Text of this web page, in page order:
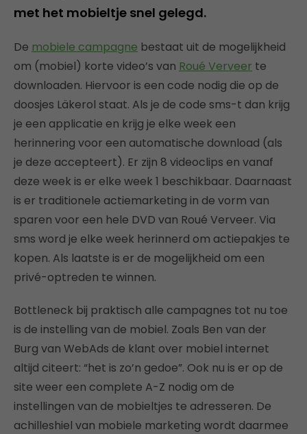
met het mobieltje snel gelegd.
De mobiele campagne bestaat uit de mogelijkheid
om (mobiel) korte video’s van Roué Verveer te
downloaden. Hiervoor is een code nodig die op de
doosjes Läkerol staat. Als je de code sms-t dan krijg
je een applicatie en krijg je elke week een
herinnering voor een automatische download (als
je deze accepteert). Er zijn 8 videoclips en vanaf
deze week is er elke week 1 beschikbaar. Daarnaast
is er traditionele actiemarketing in de vorm van
sparen voor een hele DVD van Roué Verveer. Via
sms word je elke week herinnerd om actiepakjes te
kopen. Als laatste is er de mogelijkheid om een
privé-optreden te winnen.
Bottleneck bij praktisch alle campagnes tot nu toe
is de instelling van de mobiel. Zoals Ben van der
Burg van WebAds de klant over mobiel internet
altijd citeert: “het is zo’n gedoe”. Ook nu is er op de
site weer een complete A-Z nodig om de
instellingen van de mobieltjes te adresseren. De
achilleshiel van mobiele marketing wordt daarmee